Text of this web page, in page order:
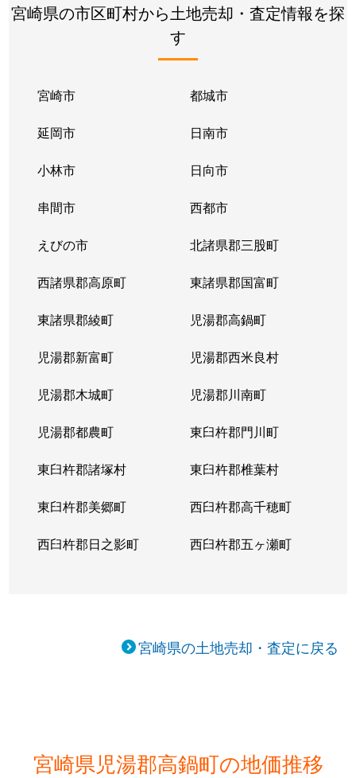
宮崎県の市区町村から土地売却・査定情報を探
す
宮崎市 都城市
延岡市 日南市
小林市 日向市
串間市 西都市
えびの市 北諸県郡三股町
西諸県郡高原町 東諸県郡国富町
東諸県郡綾町 児湯郡高鍋町
児湯郡新富町 児湯郡西米良村
児湯郡木城町 児湯郡川南町
児湯郡都農町 東臼杵郡門川町
東臼杵郡諸塚村 東臼杵郡椎葉村
東臼杵郡美郷町 西臼杵郡高千穂町
西臼杵郡日之影町 西臼杵郡五ヶ瀬町
宮崎県の土地売却・査定に戻る
宮崎県児湯郡高鍋町の地価推移